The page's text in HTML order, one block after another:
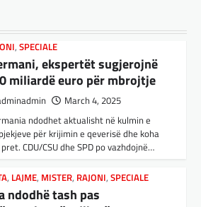
së ndihmës
për Ukrainën nga
March 4, 2025
të liderëve evropianë në Londër,
dhe britanikët kanë hartuar një
paqeje për luftën në Ukrainë, të…
,KRONIKË E ZEZË,LAJME,
FUNDIT,MISTER,RAJONI,SPECIALE
Preç Zogaj Me rikthimin e bujshëm në
e Bardhë, Presidenti Tramp po e
status-quonë ndërkombëtare të
,KULTURË, LAJME,MISTER,OPINIONE
i Lezhës dhe konteksti
gjeopolitik i shqiptarëve
i Lezhës i vitit 1444 është një ngjarje
që edhe sot prodhon mesazhe